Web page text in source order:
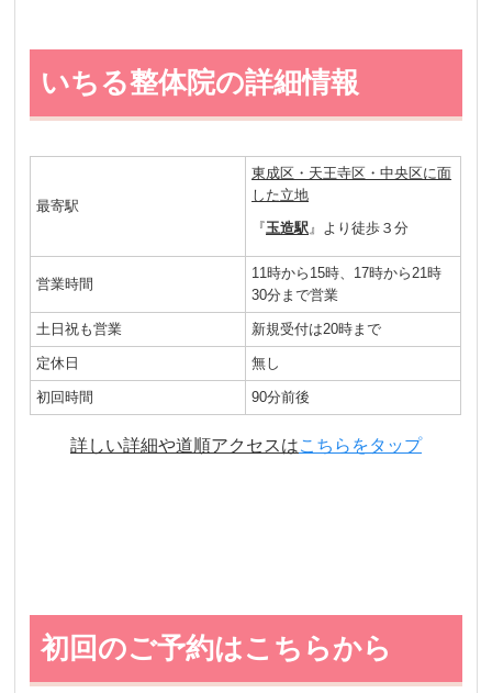
いちる整体院の詳細情報
最寄駅
東成区・天王寺区・中央区に面
した立地
『玉造駅』より徒歩３分
営業時間
11時から15時、17時から21時
30分まで営業
土日祝も営業 新規受付は20時まで
定休日 無し
初回時間 90分前後
詳しい詳細や道順アクセスはこちらをタップ
初回のご予約はこちらから